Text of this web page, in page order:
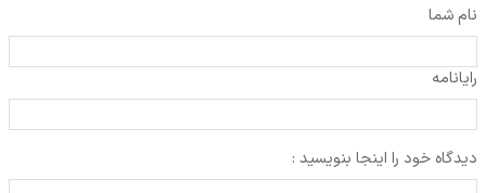
نام شما
رایانامه
دیدگاه خود را اینجا بنویسید :